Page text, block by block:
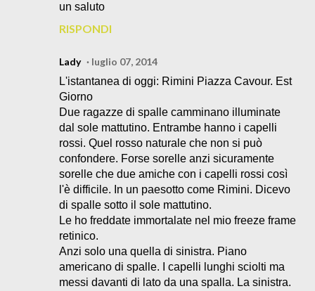
un saluto
RISPONDI
Lady
luglio 07, 2014
L'istantanea di oggi: Rimini Piazza Cavour. Est
Giorno
Due ragazze di spalle camminano illuminate
dal sole mattutino. Entrambe hanno i capelli
rossi. Quel rosso naturale che non si può
confondere. Forse sorelle anzi sicuramente
sorelle che due amiche con i capelli rossi così
l'è difficile. In un paesotto come Rimini. Dicevo
di spalle sotto il sole mattutino.
Le ho freddate immortalate nel mio freeze frame
retinico.
Anzi solo una quella di sinistra. Piano
americano di spalle. I capelli lunghi sciolti ma
messi davanti di lato da una spalla. La sinistra.